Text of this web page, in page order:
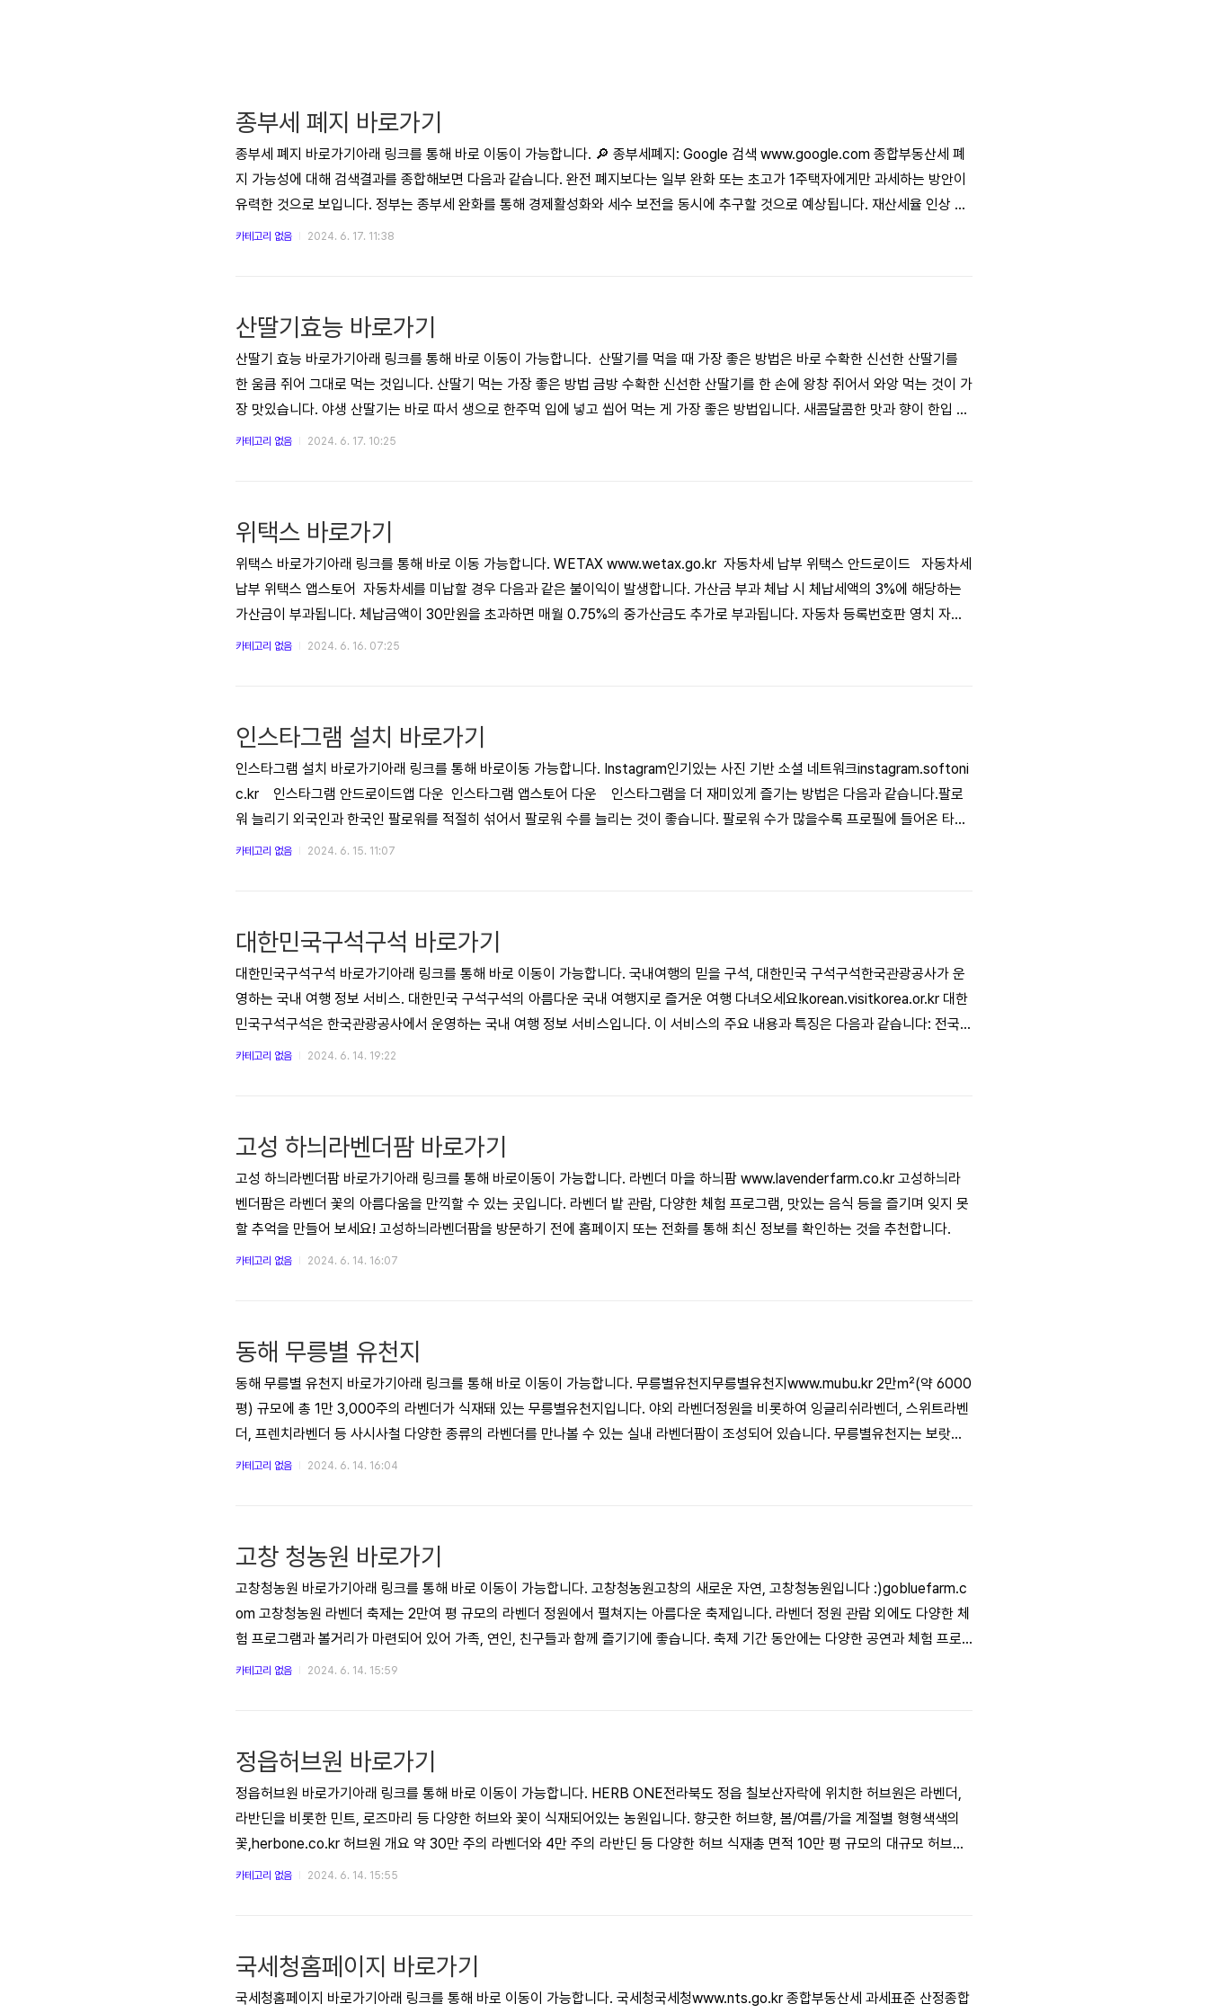
종부세 폐지 바로가기
종부세 폐지 바로가기아래 링크를 통해 바로 이동이 가능합니다. 🔎 종부세폐지: Google 검색 www.google.com 종합부동산세 폐
지 가능성에 대해 검색결과를 종합해보면 다음과 같습니다. 완전 폐지보다는 일부 완화 또는 초고가 1주택자에게만 과세하는 방안이
유력한 것으로 보입니다. 정부는 종부세 완화를 통해 경제활성화와 세수 보전을 동시에 추구할 것으로 예상됩니다. 재산세율 인상 등
으로 세수를 보전할 계획입니다. 다만 종부세 폐지 시 고가 주택 수요 증가로 부동산 가격 상승과 전월세 폭등이 우려되고 있습니다.
카테고리 없음 2024. 6. 17. 11:38
산딸기효능 바로가기
산딸기 효능 바로가기아래 링크를 통해 바로 이동이 가능합니다. 산딸기를 먹을 때 가장 좋은 방법은 바로 수확한 신선한 산딸기를
한 움큼 쥐어 그대로 먹는 것입니다. 산딸기 먹는 가장 좋은 방법 금방 수확한 신선한 산딸기를 한 손에 왕창 쥐어서 와앙 먹는 것이 가
장 맛있습니다. 야생 산딸기는 바로 따서 생으로 한주먹 입에 넣고 씹어 먹는 게 가장 좋은 방법입니다. 새콤달콤한 맛과 향이 한입 가
득 퍼지며 산딸기 본연의 맛을 가장 잘 느낄 수 있습니다. 산딸기는 수확 후 시간이 지날수록 신선도가 떨어지므로 바로 수확해 먹는
카테고리 없음 2024. 6. 17. 10:25
위택스 바로가기
위택스 바로가기아래 링크를 통해 바로 이동 가능합니다. WETAX www.wetax.go.kr 자동차세 납부 위택스 안드로이드 자동차세
납부 위택스 앱스토어 자동차세를 미납할 경우 다음과 같은 불이익이 발생합니다. 가산금 부과 체납 시 체납세액의 3%에 해당하는
가산금이 부과됩니다. 체납금액이 30만원을 초과하면 매월 0.75%의 중가산금도 추가로 부과됩니다. 자동차 등록번호판 영치 자동
차세를 독촉기한까지 납부하지 않으면 자동차 등록번호판과 등록증을 영치당할 수 있습니다. 번호판 영치로 인해 자동차 운행이 제한
카테고리 없음 2024. 6. 16. 07:25
인스타그램 설치 바로가기
인스타그램 설치 바로가기아래 링크를 통해 바로이동 가능합니다. Instagram인기있는 사진 기반 소셜 네트워크instagram.softoni
c.kr 인스타그램 안드로이드앱 다운 인스타그램 앱스토어 다운 인스타그램을 더 재미있게 즐기는 방법은 다음과 같습니다.팔로
워 늘리기 외국인과 한국인 팔로워를 적절히 섞어서 팔로워 수를 늘리는 것이 좋습니다. 팔로워 수가 많을수록 프로필에 들어온 타인
이 관심을 가질 가능성이 높아집니다. 콘텐츠 공유 인스타그램의 주된 목적은 사진과 동영상 콘텐츠를 친구 및 팔로워와 공유하는 것
카테고리 없음 2024. 6. 15. 11:07
대한민국구석구석 바로가기
대한민국구석구석 바로가기아래 링크를 통해 바로 이동이 가능합니다. 국내여행의 믿을 구석, 대한민국 구석구석한국관광공사가 운
영하는 국내 여행 정보 서비스. 대한민국 구석구석의 아름다운 국내 여행지로 즐거운 여행 다녀오세요!korean.visitkorea.or.kr 대한
민국구석구석은 한국관광공사에서 운영하는 국내 여행 정보 서비스입니다. 이 서비스의 주요 내용과 특징은 다음과 같습니다: 전국
각지의 숨겨진 여행지, 명소, 맛집, 숙소 등의 정보를 제공합니다. 회원가입 후 디지털 관광주민증을 발급받으면 인구감소 지역 여행
카테고리 없음 2024. 6. 14. 19:22
고성 하늬라벤더팜 바로가기
고성 하늬라벤더팜 바로가기아래 링크를 통해 바로이동이 가능합니다. 라벤더 마을 하늬팜 www.lavenderfarm.co.kr 고성하늬라
벤더팜은 라벤더 꽃의 아름다움을 만끽할 수 있는 곳입니다. 라벤더 밭 관람, 다양한 체험 프로그램, 맛있는 음식 등을 즐기며 잊지 못
할 추억을 만들어 보세요! 고성하늬라벤더팜을 방문하기 전에 홈페이지 또는 전화를 통해 최신 정보를 확인하는 것을 추천합니다.
카테고리 없음 2024. 6. 14. 16:07
동해 무릉별 유천지
동해 무릉별 유천지 바로가기아래 링크를 통해 바로 이동이 가능합니다. 무릉별유천지무릉별유천지www.mubu.kr 2만㎡(약 6000
평) 규모에 총 1만 3,000주의 라벤더가 식재돼 있는 무릉별유천지입니다. 야외 라벤더정원을 비롯하여 잉글리쉬라벤더, 스위트라벤
더, 프렌치라벤더 등 사시사철 다양한 종류의 라벤더를 만나볼 수 있는 실내 라벤더팜이 조성되어 있습니다. 무릉별유천지는 보랏빛
을 머금고 아름다운 자태를 발산하고 있습니다.
카테고리 없음 2024. 6. 14. 16:04
고창 청농원 바로가기
고창청농원 바로가기아래 링크를 통해 바로 이동이 가능합니다. 고창청농원고창의 새로운 자연, 고창청농원입니다 :)gobluefarm.c
om 고창청농원 라벤더 축제는 2만여 평 규모의 라벤더 정원에서 펼쳐지는 아름다운 축제입니다. 라벤더 정원 관람 외에도 다양한 체
험 프로그램과 볼거리가 마련되어 있어 가족, 연인, 친구들과 함께 즐기기에 좋습니다. 축제 기간 동안에는 다양한 공연과 체험 프로
그램도 진행됩니다. 자세한 내용은 축제 홈페이지에서 확인하실 수 있습니다. 고창청농원 라벤더 축제를 방문하여 잊지 못할 추억을
카테고리 없음 2024. 6. 14. 15:59
정읍허브원 바로가기
정읍허브원 바로가기아래 링크를 통해 바로 이동이 가능합니다. HERB ONE전라북도 정읍 칠보산자락에 위치한 허브원은 라벤더,
라반딘을 비롯한 민트, 로즈마리 등 다양한 허브와 꽃이 식재되어있는 농원입니다. 향긋한 허브향, 봄/여름/가을 계절별 형형색색의
꽃,herbone.co.kr 허브원 개요 약 30만 주의 라벤더와 4만 주의 라반딘 등 다양한 허브 식재총 면적 10만 평 규모의 대규모 허브농
원 라벤더, 코스모스 등 계절별 꽃과 허브 관람 가능라벤더 축제 매년 6월 초~6월 말 라벤더 축제 개최 2024년 6월 1일~6월 30
카테고리 없음 2024. 6. 14. 15:55
국세청홈페이지 바로가기
국세청홈페이지 바로가기아래 링크를 통해 바로 이동이 가능합니다. 국세청국세청www.nts.go.kr 종합부동산세 과세표준 산정종합